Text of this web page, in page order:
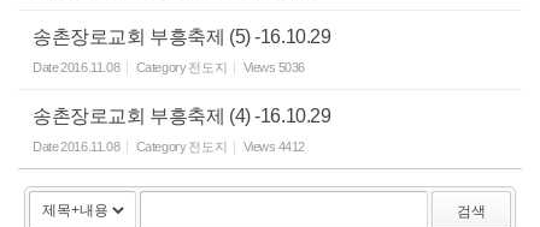
송촌장로교회 부흥축제 (5) -16.10.29
Date2016.11.08 Category 전도지 Views 5036
송촌장로교회 부흥축제 (4) -16.10.29
Date2016.11.08 Category 전도지 Views 4412
검색